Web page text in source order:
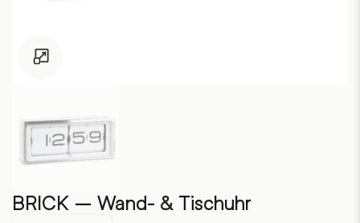
BRICK – Wand- & Tischuhr